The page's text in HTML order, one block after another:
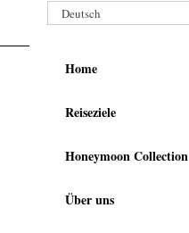
Deutsch
Home
Reiseziele
Honeymoon Collection
Über uns